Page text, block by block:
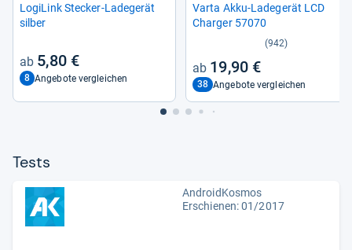
Logi­Link Ste­cker-​Lade­ge­rät
sil­ber
5,80 €
8 Angebote vergleichen
Varta Akku-​Lade­ge­rät LCD
Char­ger 57070
(942)
19,90 €
38 Angebote vergleichen
Tests
AndroidKosmos
Erschienen: 01/2017